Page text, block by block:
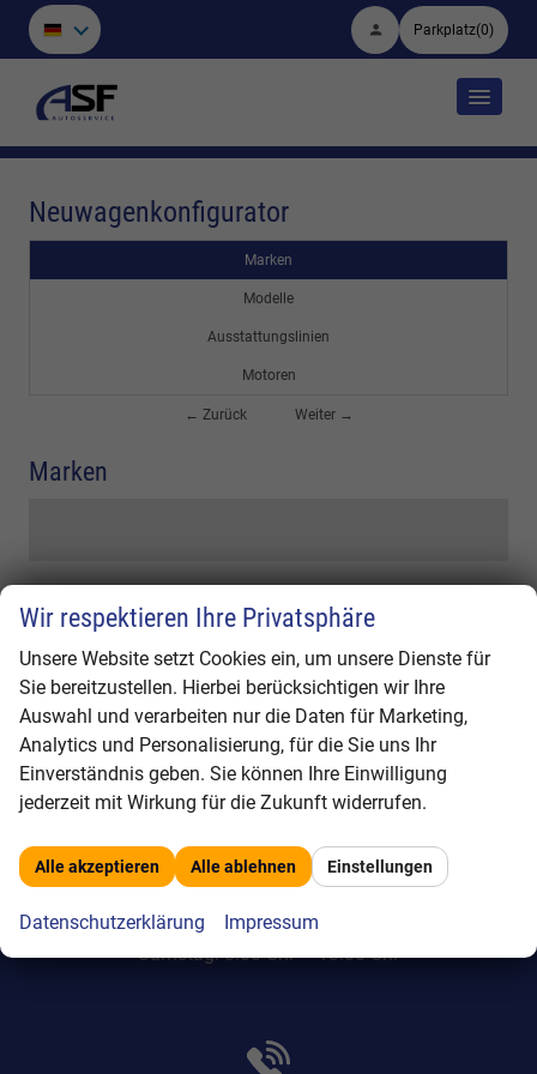
Parkplatz(0)
Neuwagenkonfigurator
Marken
Modelle
Ausstattungslinien
Motoren
← Zurück Weiter →
Marken
Martin-Luther-Straße 37
15517 Fürstenwalde/Spree
Montag – Freitag: 8:00 Uhr – 18:00 Uhr
Samstag: 8:00 Uhr – 13:00 Uhr
Wir respektieren Ihre Privatsphäre
Unsere Website setzt Cookies ein, um unsere Dienste für
Sie bereitzustellen. Hierbei berücksichtigen wir Ihre
Auswahl und verarbeiten nur die Daten für Marketing,
Analytics und Personalisierung, für die Sie uns Ihr
Einverständnis geben. Sie können Ihre Einwilligung
jederzeit mit Wirkung für die Zukunft widerrufen.
Alle akzeptieren Alle ablehnen Einstellungen
Datenschutzerklärung Impressum